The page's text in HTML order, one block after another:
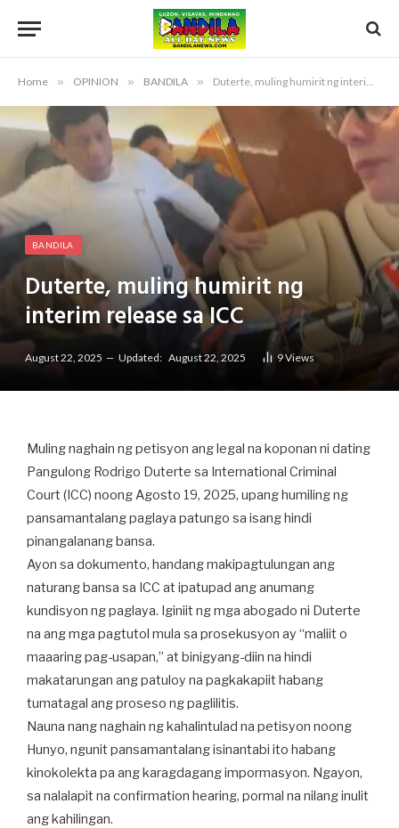
Home » OPINION » BANDILA » Duterte, muling humirit ng interim release sa ICC
BANDILA
Duterte, muling humirit ng
interim release sa ICC
August 22, 2025 Updated: August 22, 2025 9Views
Muling naghain ng petisyon ang legal na koponan ni dating
Pangulong Rodrigo Duterte sa International Criminal
Court (ICC) noong Agosto 19, 2025, upang humiling ng
pansamantalang paglaya patungo sa isang hindi
pinangalanang bansa.
Ayon sa dokumento, handang makipagtulungan ang
naturang bansa sa ICC at ipatupad ang anumang
kundisyon ng paglaya. Iginiit ng mga abogado ni Duterte
na ang mga pagtutol mula sa prosekusyon ay “maliit o
maaaring pag-usapan,” at binigyang-diin na hindi
makatarungan ang patuloy na pagkakapiit habang
tumatagal ang proseso ng paglilitis.
Nauna nang naghain ng kahalintulad na petisyon noong
Hunyo, ngunit pansamantalang isinantabi ito habang
kinokolekta pa ang karagdagang impormasyon. Ngayon,
sa nalalapit na confirmation hearing, pormal na nilang inulit
ang kahilingan.